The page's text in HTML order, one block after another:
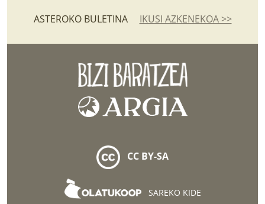
ASTEROKO BULETINA IKUSI AZKENEKOA >>
CC BY-SA
SAREKO KIDE